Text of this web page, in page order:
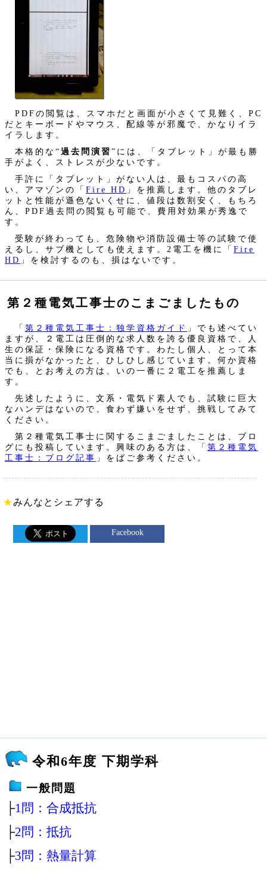
PDFの閲覧は、スマホだと画面が小さくて見難く、PC
だとキーボードやマウス、配線等が邪魔で、かなりイラ
イラします。
本格的な“過去問演習”には、「タブレット」が最も勝
手がよく、ストレスが少ないです。
手許に「タブレット」がない人は、最もコスパの高
い、アマゾンの「 Fire HD 」を推薦します。他のタブレ
ットと性能が遜色ないくせに、値段は数割安く、もちろ
ん、PDF過去問の閲覧も可能で、費用対効果が秀逸で
す。
受験が終わっても、危険物や消防設備士等の試験で使
えるし、サブ機としても使えます。2電工を機に「 Fire
HD 」を検討するのも、損はないです。
第２種電気工事士のこまごましたもの
「 第２種電気工事士：独学資格ガイド
」でも述べてい
ますが、２電工は圧倒的な求人数を誇る優良資格で、人
生の保証・保険になる資格です。わたし個人、とって本
当に損がなかったと、ひしひし感じています。何か資格
でも、とお考えの方は、いの一番に２電工を推薦しま
す。
先述したように、文系・電気ド素人でも、試験に巨大
なハンデはないので、食わず嫌いをせず、挑戦してみて
ください。
第２種電気工事士に関するこまごましたことは、ブロ
グにも投稿しています。興味のある方は、「 第２種電気
工事士：ブログ記事 」をばご参考ください。
★みんなとシェアする
Facebook
令和6年度 下期学科
一般問題
├1問：合成抵抗
├2問：抵抗
├3問：熱量計算